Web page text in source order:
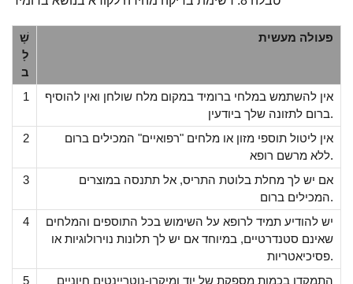
שָׁ
לָ
ב
פעולה מעשית
1
אין להשתמש במלחי ברומיד במקום מלח שולחן ואין להוסיף
ברום לתזונה שלך ביודעין.
2
אין ליטול תוספי מזון או מלחים "רפואיים" המכילים ברום
ללא מרשם רופא.
3
אם יש לך מחלת בלוטת התריס, אל תתנסה במוצרים
המכילים ברום.
4
יש להודיע תמיד לרופא על השימוש בכל התוספים והמלחים
שאינם סטנדרטיים, במיוחד אם יש לך תלונות נוירולוגיות או
פסיכיאטריות.
5
התמקדו בכמות מספקת של יוד ומיקרו-נוטריינטים חיוניים